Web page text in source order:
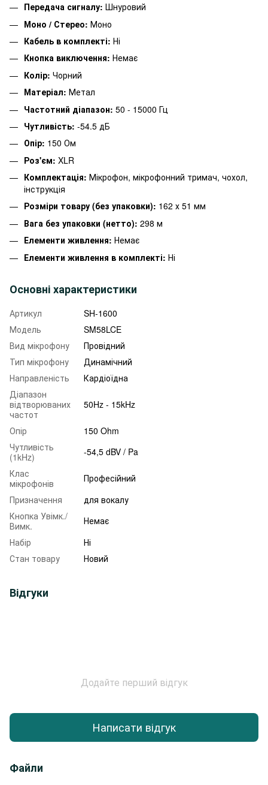
Передача сигналу: Шнуровий
Моно / Стерео: Моно
Кабель в комплекті: Ні
Кнопка виключення: Немає
Колір: Чорний
Матеріал: Метал
Частотний діапазон: 50 - 15000 Гц
Чутливість: -54.5 дБ
Опір: 150 Ом
Роз'єм: XLR
Комплектація: Мікрофон, мікрофонний тримач, чохол,
інструкція
Розміри товару (без упаковки): 162 х 51 мм
Вага без упаковки (нетто): 298 м
Елементи живлення: Немає
Елементи живлення в комплекті: Ні
Основні характеристики
Артикул
SH-1600
Модель
SM58LCE
Вид мікрофону
Провідний
Тип мікрофону
Динамічний
Направленість
Кардіоїдна
Діапазон
відтворюваних
частот
50Hz - 15kHz
Опір
150 Ohm
Чутливість
(1kHz)
-54,5 dBV / Pa
Клас
мікрофонів
Професійний
Призначення
для вокалу
Кнопка Увімк./
Вимк.
Немає
Набір
Ні
Стан товару
Новий
Відгуки
Додайте перший відгук
Написати відгук
Файли